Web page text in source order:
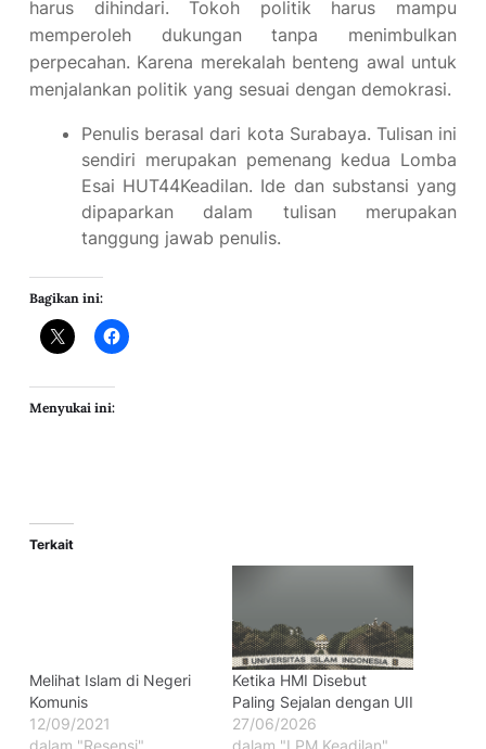
harus dihindari. Tokoh politik harus mampu
memperoleh dukungan tanpa menimbulkan
perpecahan. Karena merekalah benteng awal untuk
menjalankan politik yang sesuai dengan demokrasi.
Penulis berasal dari kota Surabaya. Tulisan ini
sendiri merupakan pemenang kedua Lomba
Esai HUT44Keadilan. Ide dan substansi yang
dipaparkan dalam tulisan merupakan
tanggung jawab penulis.
Bagikan ini:
Menyukai ini:
Terkait
Melihat Islam di Negeri
Komunis
12/09/2021
dalam "Resensi"
Ketika HMI Disebut
Paling Sejalan dengan UII
27/06/2026
dalam "LPM Keadilan"